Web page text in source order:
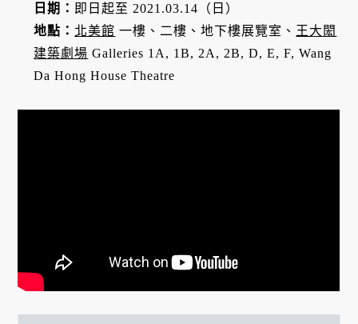
日期： 即日起至 2021.03.14（日）
地點： 北美館 一樓、二樓、地下樓展覽室、 王大閎
建築劇場 Galleries 1A, 1B, 2A, 2B, D, E, F, Wang
Da Hong House Theatre